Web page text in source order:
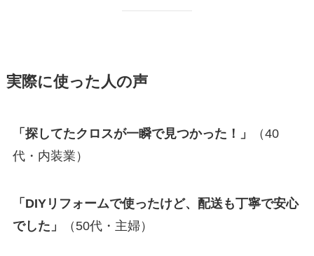
実際に使った人の声
「探してたクロスが一瞬で見つかった！」
（40
代・内装業）
「DIYリフォームで使ったけど、配送も丁寧で安心
でした」
（50代・主婦）